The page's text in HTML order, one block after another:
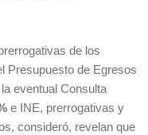
de los
Presupuesto de Egresos
eventual Consulta
e INE, prerrogativas y
consideró, revelan que